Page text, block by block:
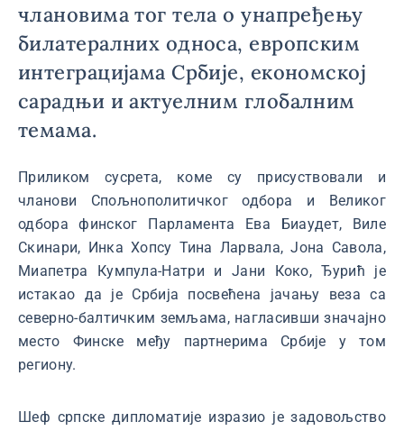
члановима тог тела о унапређењу
билатералних односа, европским
интеграцијама Србије, економској
сарадњи и актуелним глобалним
темама.
Приликом сусрета, коме су присуствовали и
чланови Спољнополитичког одбора и Великог
одбора финског Парламента Ева Биаудет, Виле
Скинари, Инка Хопсу Тина Ларвала, Јона Савола,
Миапетра Кумпула-Натри и Јани Коко, Ђурић је
истакао да је Србија посвећена јачању веза са
северно-балтичким земљама, нагласивши значајно
место Финске међу партнерима Србије у том
региону.
Шеф српске дипломатије изразио је задовољство